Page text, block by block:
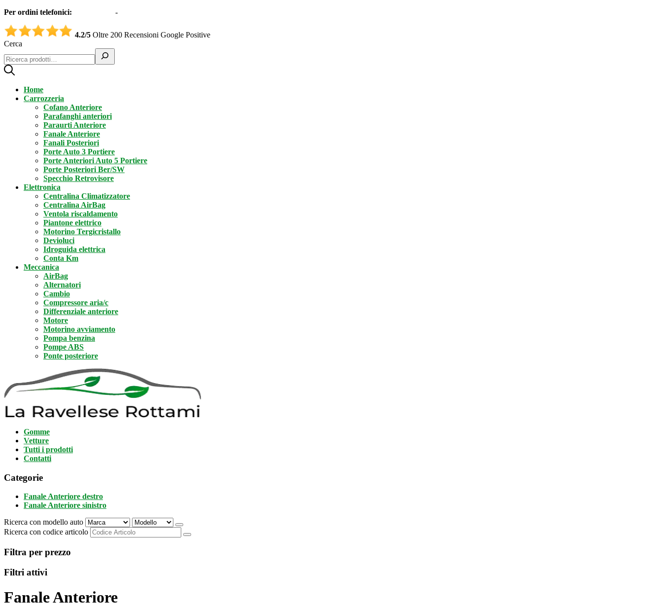
Per ordini telefonici: -
4.2/5 Oltre 200 Recensioni Google Positive
Cerca
Home
Carrozzeria
Cofano Anteriore
Parafanghi anteriori
Paraurti Anteriore
Fanale Anteriore
Fanali Posteriori
Porte Auto 3 Portiere
Porte Anteriori Auto 5 Portiere
Porte Posteriori Ber/SW
Specchio Retrovisore
Elettronica
Centralina Climatizzatore
Centralina AirBag
Ventola riscaldamento
Piantone elettrico
Motorino Tergicristallo
Devioluci
Idroguida elettrica
Conta Km
Meccanica
AirBag
Alternatori
Cambio
Compressore aria/c
Differenziale anteriore
Motore
Motorino avviamento
Pompa benzina
Pompe ABS
Ponte posteriore
Gomme
Vetture
Tutti i prodotti
Contatti
Categorie
Fanale Anteriore destro
Fanale Anteriore sinistro
Ricerca con modello auto
Ricerca con codice articolo
Filtra per prezzo
Filtri attivi
Fanale Anteriore